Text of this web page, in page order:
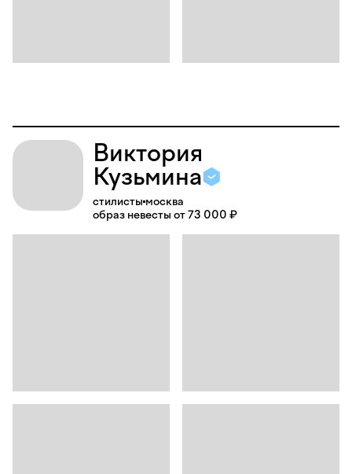
Виктория
Кузьмина
стилисты москва
образ невесты от 73 000 ₽